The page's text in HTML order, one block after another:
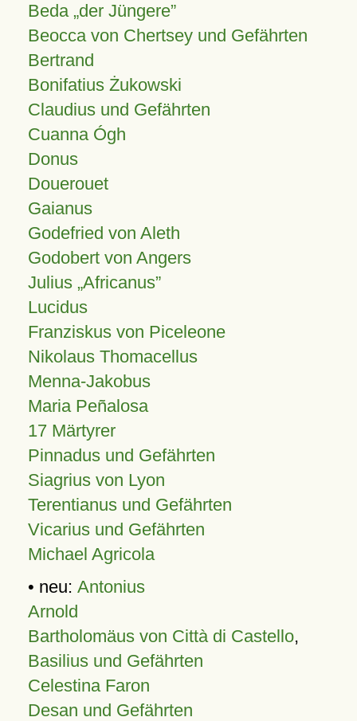
Beda „der Jüngere”
Beocca von Chertsey und Gefährten
Bertrand
Bonifatius Żukowski
Claudius und Gefährten
Cuanna Ógh
Donus
Douerouet
Gaianus
Godefried von Aleth
Godobert von Angers
Julius Africanus
Lucidus
Franziskus von Piceleone
Nikolaus Thomacellus
Menna-Jakobus
Maria Peñalosa
17 Märtyrer
Pinnadus und Gefährten
Siagrius von Lyon
Terentianus und Gefährten
Vicarius und Gefährten
Michael Agricola
• neu: Antonius
Arnold
Bartholomäus von Città di Castello,
Basilius und Gefährten
Celestina Faron
Desan und Gefährten